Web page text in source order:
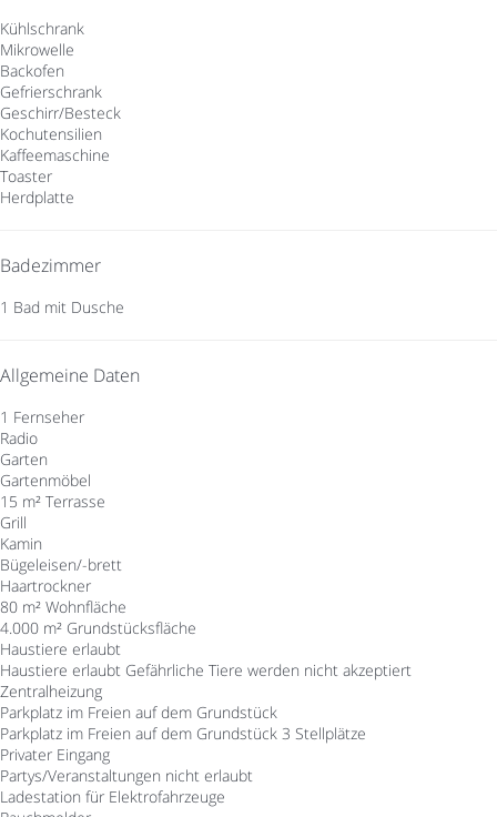
Kühlschrank
Mikrowelle
Backofen
Gefrierschrank
Geschirr/Besteck
Kochutensilien
Kaffeemaschine
Toaster
Herdplatte
Badezimmer
1 Bad mit Dusche
Allgemeine Daten
1 Fernseher
Radio
Garten
Gartenmöbel
15 m² Terrasse
Grill
Kamin
Bügeleisen/-brett
Haartrockner
80 m² Wohnfläche
4.000 m² Grundstücksfläche
Haustiere erlaubt
Haustiere erlaubt Gefährliche Tiere werden nicht akzeptiert
Zentralheizung
Parkplatz im Freien auf dem Grundstück
Parkplatz im Freien auf dem Grundstück 3 Stellplätze
Privater Eingang
Partys/Veranstaltungen nicht erlaubt
Ladestation für Elektrofahrzeuge